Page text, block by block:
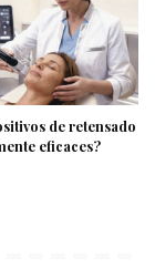
de retensado
eficaces?